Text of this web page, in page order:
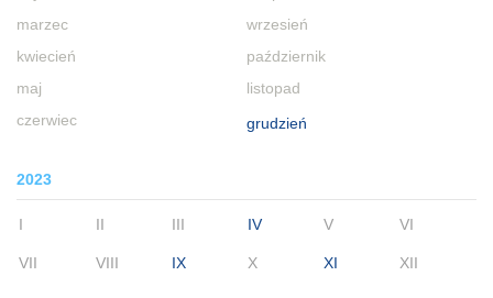
marzec
kwiecień
maj
czerwiec
wrzesień
październik
listopad
grudzień
2023
I II III IV V VI
VII VIII IX X XI XII